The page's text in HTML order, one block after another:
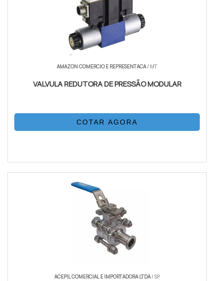
AMAZON COMERCIO E REPRESENTACA/ MT
VALVULA REDUTORA DE PRESSÃO MODULAR
COTAR AGORA
ACEPIL COMERCIAL E IMPORTADORA LTDA/ SP